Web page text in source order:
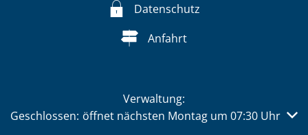
Datenschutz
Anfahrt
Verwaltung:
Klicken, um weitere Öffnungs- oder Schließzeiten
Geschlossen: öffnet nächsten Montag um 07:30 Uhr